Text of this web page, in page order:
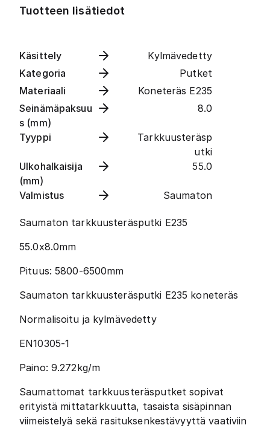
Tuotteen lisätiedot
Käsittely
Kylmävedetty
Kategoria
Putket
Materiaali
Koneteräs E235
Seinämäpaksuu
s (mm)
8.0
Tyyppi
Tarkkuusteräsp
utki
Ulkohalkaisija
(mm)
55.0
Valmistus Saumaton
Saumaton tarkkuusteräsputki E235
55.0x8.0mm
Pituus: 5800-6500mm
Saumaton tarkkuusteräsputki E235 koneteräs
Normalisoitu ja kylmävedetty
EN10305-1
Paino: 9.272kg/m
Saumattomat tarkkuusteräsputket sopivat
erityistä mittatarkkuutta, tasaista sisäpinnan
viimeistelyä sekä rasituksenkestävyyttä vaativiin